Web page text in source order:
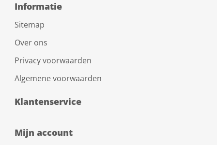
Informatie
Sitemap
Over ons
Privacy voorwaarden
Algemene voorwaarden
Klantenservice
Mijn account